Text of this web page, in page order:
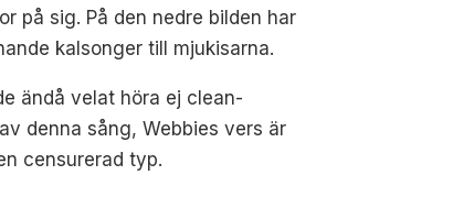
på sig. På den nedre bilden har
kalsonger till mjukisarna.
ändå velat höra ej clean-
denna sång, Webbies vers är
censurerad typ.